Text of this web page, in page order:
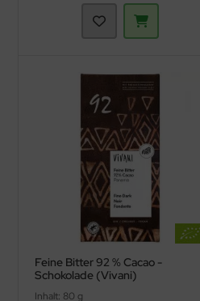
Feine Bitter 92 % Cacao -
Schokolade (Vivani)
Inhalt: 80 g